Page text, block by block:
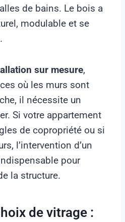
de bains. Le bois a
modulable et se
sur mesure,
où les murs sont
il nécessite un
Si votre appartement
de copropriété ou si
l’intervention d’un
pour
la structure.
de vitrage :